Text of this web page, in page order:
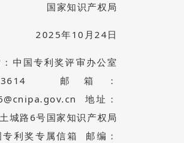
国家知识产权局
2025年10月24日
：中国专利奖评审办公室
邮箱：
地址：
城路6号国家知识产权局
利奖专属信箱 邮编：